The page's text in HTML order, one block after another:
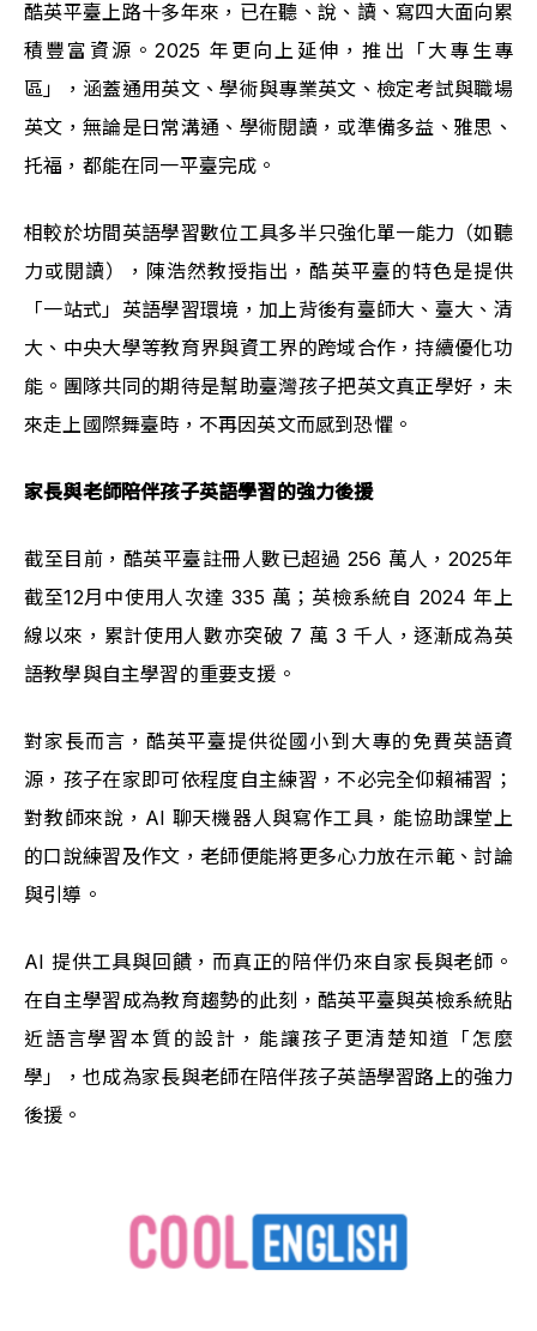
酷英平臺上路十多年來，已在聽、說、讀、寫四大面向累
積豐富資源。2025 年更向上延伸，推出「大專生專
區」，涵蓋通用英文、學術與專業英文、檢定考試與職場
英文，無論是日常溝通、學術閱讀，或準備多益、雅思、
托福，都能在同一平臺完成。
相較於坊間英語學習數位工具多半只強化單一能力（如聽
力或閱讀），陳浩然教授指出，酷英平臺的特色是提供
「一站式」英語學習環境，加上背後有臺師大、臺大、清
大、中央大學等教育界與資工界的跨域合作，持續優化功
能。團隊共同的期待是幫助臺灣孩子把英文真正學好，未
來走上國際舞臺時，不再因英文而感到恐懼。
家長與老師陪伴孩子英語學習的強力後援
截至目前，酷英平臺註冊人數已超過 256 萬人，2025年
截至12月中使用人次達 335 萬；英檢系統自 2024 年上
線以來，累計使用人數亦突破 7 萬 3 千人，逐漸成為英
語教學與自主學習的重要支援。
對家長而言，酷英平臺提供從國小到大專的免費英語資
源，孩子在家即可依程度自主練習，不必完全仰賴補習；
對教師來說，AI 聊天機器人與寫作工具，能協助課堂上
的口說練習及作文，老師便能將更多心力放在示範、討論
與引導。
AI 提供工具與回饋，而真正的陪伴仍來自家長與老師。
在自主學習成為教育趨勢的此刻，酷英平臺與英檢系統貼
近語言學習本質的設計，能讓孩子更清楚知道「怎麼
學」，也成為家長與老師在陪伴孩子英語學習路上的強力
後援。